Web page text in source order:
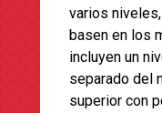
varios
basen en los
incluyen un
separado del
superior con